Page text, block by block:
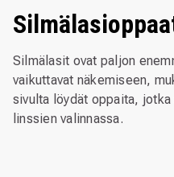
Silmälasit ovat paljon
vaikuttavat näkemiseen,
sivulta löydät oppaita,
linssien valinnassa.